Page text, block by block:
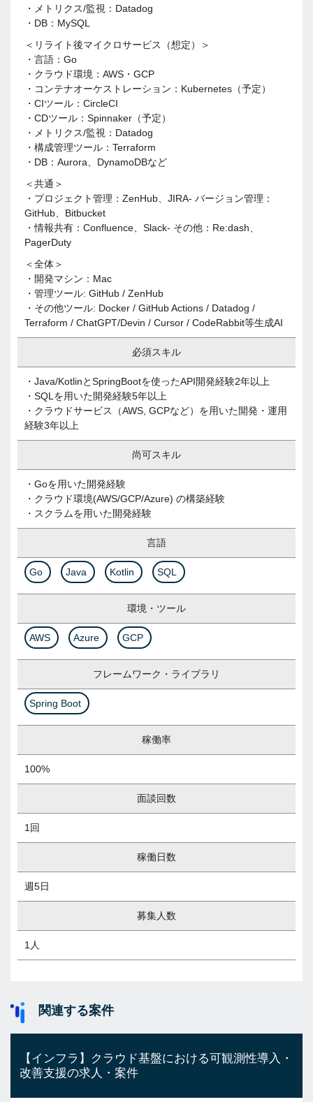
・メトリクス/監視：Datadog
・DB：MySQL
＜リライト後マイクロサービス（想定）＞
・言語：Go
・クラウド環境：AWS・GCP
・コンテナオーケストレーション：Kubernetes（予定）
・CIツール：CircleCI
・CDツール：Spinnaker（予定）
・メトリクス/監視：Datadog
・構成管理ツール：Terraform
・DB：Aurora、DynamoDBなど
＜共通＞
・プロジェクト管理：ZenHub、JIRA- バージョン管理：
GitHub、Bitbucket
・情報共有：Confluence、Slack- その他：Re:dash、
PagerDuty
＜全体＞
・開発マシン：Mac
・管理ツール: GitHub / ZenHub
・その他ツール: Docker / GitHub Actions / Datadog /
Terraform / ChatGPT/Devin / Cursor / CodeRabbit等生成AI
必須スキル
・Java/KotlinとSpringBootを使ったAPI開発経験2年以上
・SQLを用いた開発経験5年以上
・クラウドサービス（AWS, GCPなど）を用いた開発・運用
経験3年以上
尚可スキル
・Goを用いた開発経験
・クラウド環境(AWS/GCP/Azure)​ の構築経験
・スクラムを用いた開発経験
言語
Go Java Kotlin SQL
環境・ツール
AWS Azure GCP
フレームワーク・ライブラリ
Spring Boot
稼働率
100%
面談回数
1回
稼働日数
週5日
募集人数
1人
関連する案件
【インフラ】クラウド基盤における可観測性導入・
改善支援の求人・案件